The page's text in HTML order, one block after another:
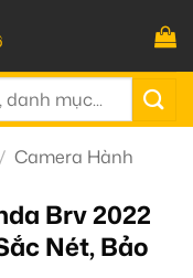
/ Camera Hành
Brv 2022
Nét, Bảo